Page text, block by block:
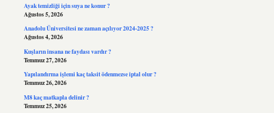
Ayak temizliği için suya ne konur ?
Ağustos 5, 2026
Anadolu Üniversitesi ne zaman açılıyor 2024-2025 ?
Ağustos 4, 2026
Kuşların insana ne faydası vardır ?
Temmuz 27, 2026
Yapılandırma işlemi kaç taksit ödenmezse iptal olur ?
Temmuz 26, 2026
M8 kaç matkapla delinir ?
Temmuz 25, 2026